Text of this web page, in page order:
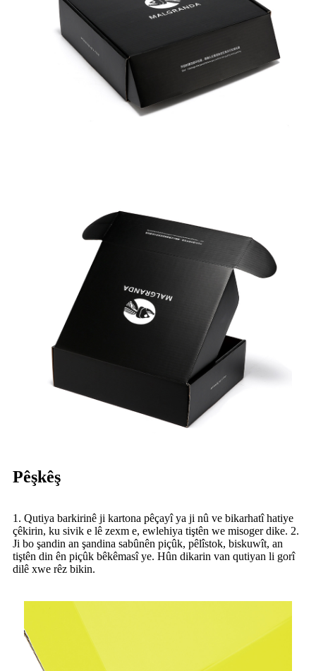
Pêşkêş
1. Qutiya barkirinê ji kartona pêçayî ya ji nû ve bikarhatî hatiye
çêkirin, ku sivik e lê zexm e, ewlehiya tiştên we misoger dike. 2.
Ji bo şandin an şandina sabûnên piçûk, pêlîstok, biskuwît, an
tiştên din ên piçûk bêkêmasî ye. Hûn dikarin van qutiyan li gorî
dilê xwe rêz bikin.